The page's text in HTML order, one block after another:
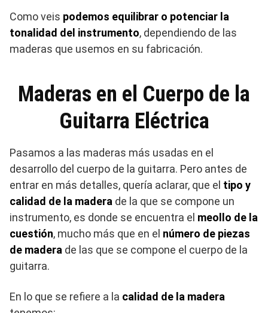
Como veis podemos equilibrar o potenciar la
tonalidad del instrumento, dependiendo de las
maderas que usemos en su fabricación.
Maderas en el Cuerpo de la
Guitarra Eléctrica
Pasamos a las maderas más usadas en el
desarrollo del cuerpo de la guitarra. Pero antes de
entrar en más detalles, quería aclarar, que el tipo y
calidad de la madera de la que se compone un
instrumento, es donde se encuentra el meollo de la
cuestión, mucho más que en el número de piezas
de madera de las que se compone el cuerpo de la
guitarra.
En lo que se refiere a la calidad de la madera